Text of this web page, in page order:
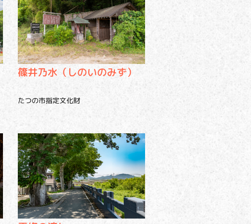
篠井乃水（しのいのみず）
たつの市指定文化財